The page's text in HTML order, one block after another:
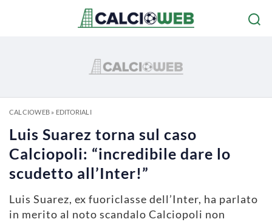
CALCIOWEB» EDITORIALI
Luis Suarez torna sul caso
Calciopoli: “incredibile dare lo
scudetto all’Inter!”
Luis Suarez, ex fuoriclasse dell’Inter, ha parlato
in merito al noto scandalo Calciopoli non